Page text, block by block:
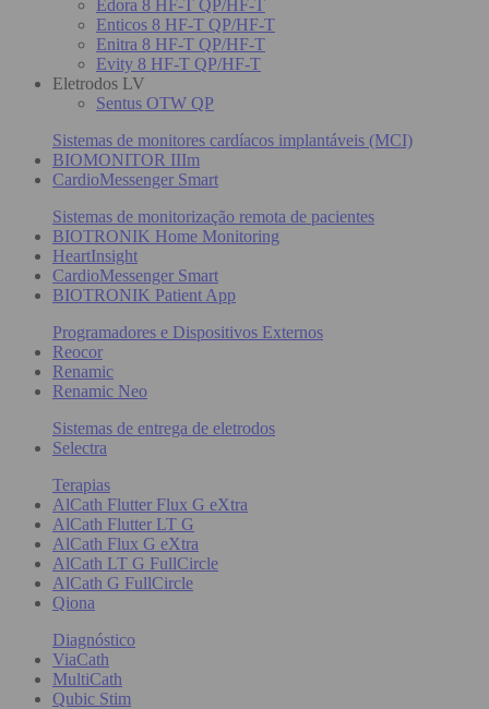
Edora 8 HF-T QP/HF-T
Enticos 8 HF-T QP/HF-T
Enitra 8 HF-T QP/HF-T
Evity 8 HF-T QP/HF-T
Eletrodos LV
Sentus OTW QP
Sistemas de monitores cardíacos implantáveis (MCI)
BIOMONITOR IIIm
CardioMessenger Smart
Sistemas de monitorização remota de pacientes
BIOTRONIK Home Monitoring
HeartInsight
CardioMessenger Smart
BIOTRONIK Patient App
Programadores e Dispositivos Externos
Reocor
Renamic
Renamic Neo
Sistemas de entrega de eletrodos
Selectra
Terapias
AlCath Flutter Flux G eXtra
AlCath Flutter LT G
AlCath Flux G eXtra
AlCath LT G FullCircle
AlCath G FullCircle
Qiona
Diagnóstico
ViaCath
MultiCath
Qubic Stim